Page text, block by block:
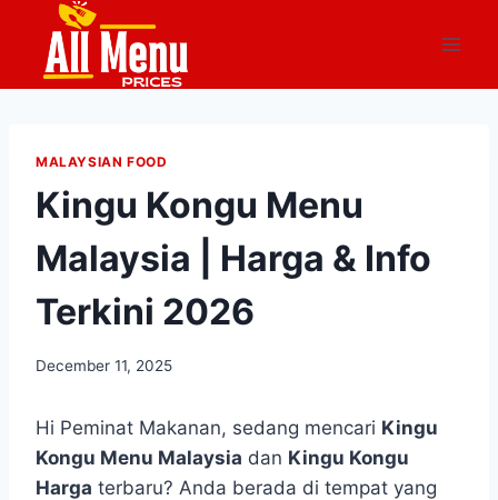
content
MALAYSIAN FOOD
Kingu Kongu Menu
Malaysia | Harga & Info
Terkini 2026
December 11, 2025
Hi Peminat Makanan, sedang mencari Kingu
Kongu Menu Malaysia dan Kingu Kongu
Harga terbaru? Anda berada di tempat yang